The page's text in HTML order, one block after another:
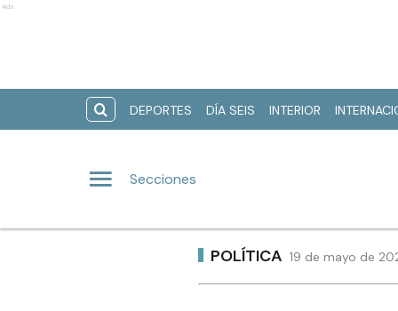
Ads
DEPORTES DÍA SEIS INTERIOR
Secciones
POLÍTICA 19 de mayo de